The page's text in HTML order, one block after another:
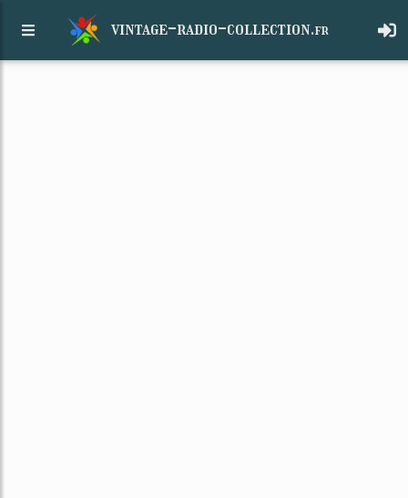
vintage-radio-collection.fr